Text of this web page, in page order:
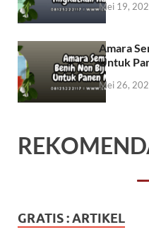
Mei 19,
Amara
Untuk
Mei 26,
GRATIS : ARTIKEL